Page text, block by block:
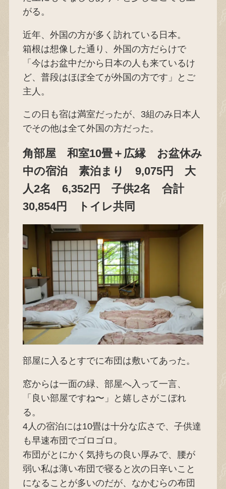
がる。
近年、外国の方が多く訪れている日本。
箱根は想像した通り、外国の方だらけで
「今はお盆中だから日本の人も来ているけ
ど、普段はほぼ全てが外国の方です」とご
主人。
この日も宿は満室だったが、3組のみ日本人
でその他は全て外国の方だった。
角部屋 和室10畳＋広縁 お盆休み
中の宿泊 素泊まり 9,075円 大
人2名 6,352円 子供2名 合計
30,854円 トイレ共同
部屋に入るとすでに布団は敷いてあった。
窓からは一面の緑、部屋へ入って一言、
「良い部屋ですね〜」と嬉しさがこぼれ
る。
4人の宿泊には10畳は十分な広さで、子供達
も早速布団でゴロゴロ。
布団がとにかく気持ちの良い厚みで、腰が
弱い私は薄い布団で寝ると次の日辛いこと
になることが多いのだが、なかむらの布団